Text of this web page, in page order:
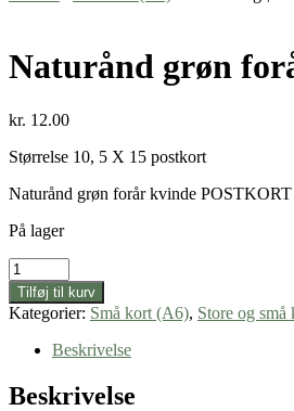
Naturånd grøn
kr. 12.00
Størrelse 10, 5 X 15 postkort
Naturånd grøn forår kvinde
På lager
Naturånd
grøn
forår
kvinde
POSTKORT
antal
Tilføj til kurv
Kategorier: Små kort (A6), Store og små
Beskrivelse
Beskrivelse